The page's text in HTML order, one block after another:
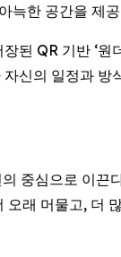
늑한 공간을 제
된 QR 기반 ‘
신의 일정과 방
중심으로 이끈
래 머물고, 더